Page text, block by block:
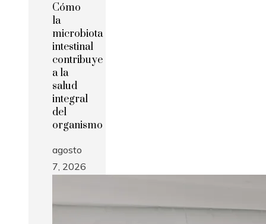
Cómo
la
microbiota
intestinal
contribuye
a la
salud
integral
del
organismo
agosto
7, 2026